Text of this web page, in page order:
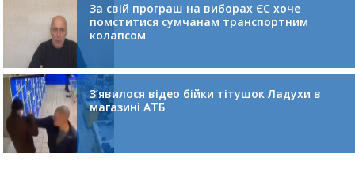
За свій програш на виборах ЄС хоче
помститися сумчанам транспортним
колапсом
З’явилося відео бійки тітушок Ладухи в
магазині АТБ